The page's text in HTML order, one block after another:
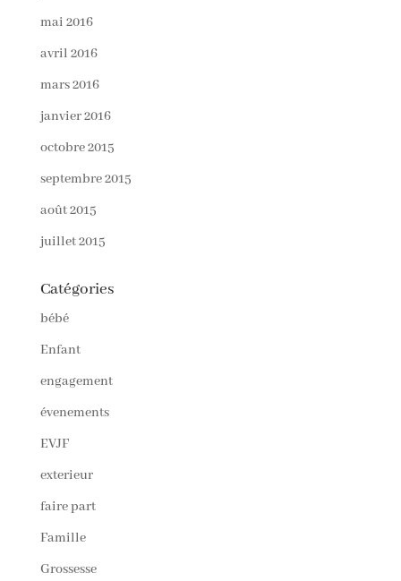
mai 2016
avril 2016
mars 2016
janvier 2016
octobre 2015
septembre 2015
août 2015
juillet 2015
Catégories
bébé
Enfant
engagement
évenements
EVJF
exterieur
faire part
Famille
Grossesse